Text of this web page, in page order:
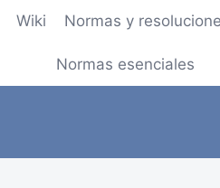
Wiki Normas y
Normas esenciales